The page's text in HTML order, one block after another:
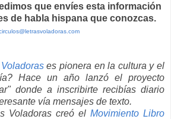
que envíes esta información
de habla hispana que conozcas.
es pionera en la cultura y el
Hace un año lanzó el proyecto
donde a inscribirte recibías diario
vía mensajes de texto.
Voladoras creó el Movimiento Libro